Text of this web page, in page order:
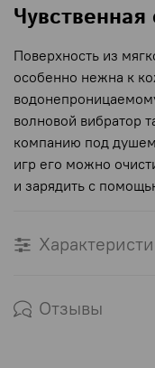
Поверхность из
особенно нежна к
волновой вибратор
компанию под
игр его можно
и зарядить с
Отзывы